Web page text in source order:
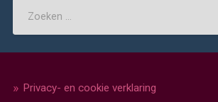
Privacy- en cookie verklaring